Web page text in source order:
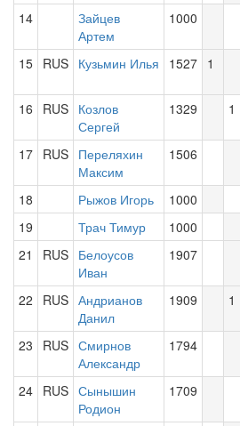
14
Зайцев
Артем
1000
15 RUS Кузьмин Илья 1527 1
16 RUS Козлов
Сергей
1329 1
17 RUS Переляхин
Максим
1506
18 Рыжов Игорь 1000
19
Трач Тимур 1000
21
RUS Белоусов
Иван
1907
22 RUS Андрианов
Данил
1909 1
23 RUS Смирнов
Александр
1794
24 RUS Сынышин
Родион
1709